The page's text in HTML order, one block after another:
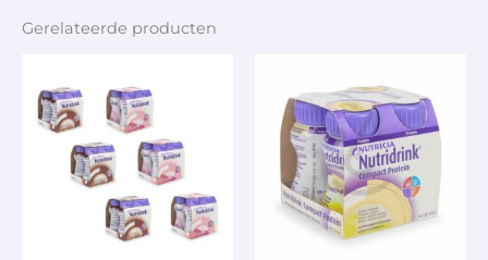
Gerelateerde producten